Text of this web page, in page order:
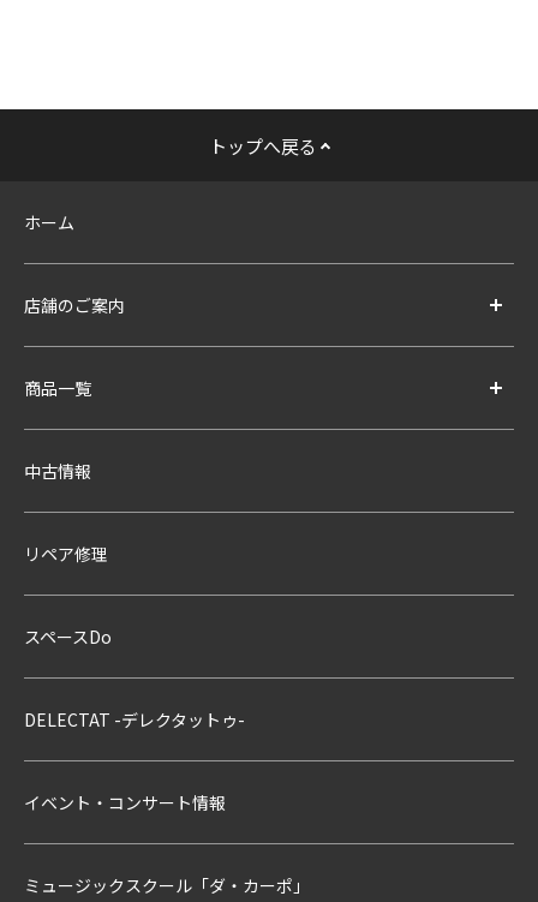
トップへ戻る
ホーム
店舗のご案内
商品一覧
中古情報
リペア修理
スペースDo
DELECTAT -デレクタットゥ-
イベント・コンサート情報
ミュージックスクール「ダ・カーポ」